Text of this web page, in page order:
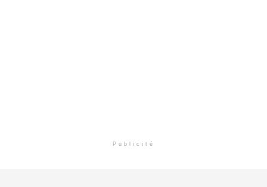
Publicité